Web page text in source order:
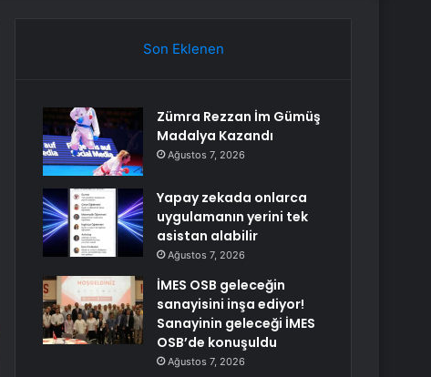
Son Eklenen
Zümra Rezzan İm Gümüş
Madalya Kazandı
Ağustos 7, 2026
Yapay zekada onlarca
uygulamanın yerini tek
asistan alabilir
Ağustos 7, 2026
İMES OSB geleceğin
sanayisini inşa ediyor!
Sanayinin geleceği İMES
OSB’de konuşuldu
Ağustos 7, 2026